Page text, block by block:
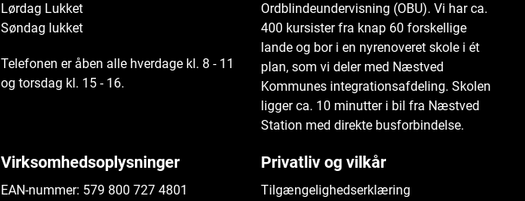
Lørdag Lukket
Søndag lukket
Telefonen er åben alle hverdage kl. 8 - 11
og torsdag kl. 15 - 16.
Ordblindeundervisning (OBU). Vi har ca.
400 kursister fra knap 60 forskellige
lande og bor i en nyrenoveret skole i ét
plan, som vi deler med Næstved
Kommunes integrationsafdeling. Skolen
ligger ca. 10 minutter i bil fra Næstved
Station med direkte busforbindelse.
Virksomhedsoplysninger
EAN-nummer: 579 800 727 4801
Privatliv og vilkår
Tilgængelighedserklæring